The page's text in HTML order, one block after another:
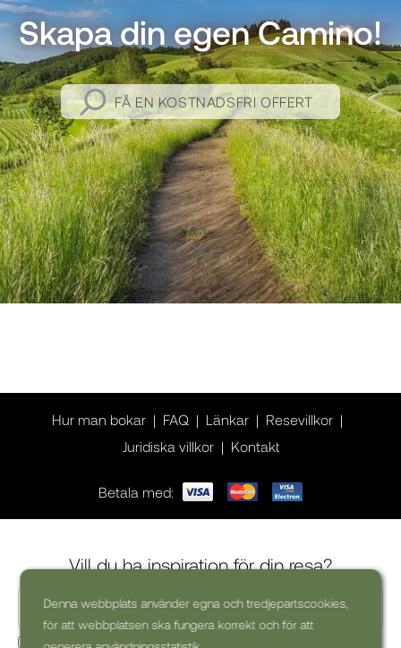
Denna webbplats använder egna och tredjepartscookies,
för att webbplatsen ska fungera korrekt och för att
Skapa din egen Camino!
FÅ EN KOSTNADSFRI OFFERT
Hur man bokar FAQ Länkar
Resevillkor
Juridiska villkor
Kontakt
Betala med:
Vill du ha inspiration för din resa?
Ja, jag skulle vilja få kommersiella nyhetsbrev (kan alltid